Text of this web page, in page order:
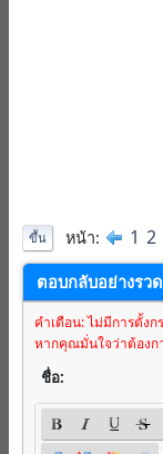
ขึ้น หน้า 1 2
ตอบกลับอย่างรวด
คำเตือน: ไม่มีการตั้ง
หากคุณมั่นใจว่าต้องก
ชื่อ: